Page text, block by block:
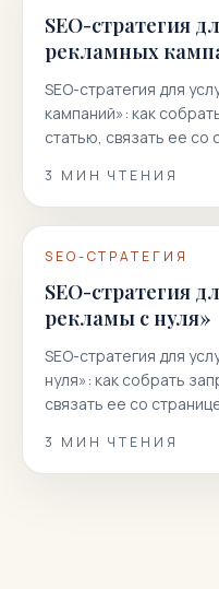
SEO-стратегия
рекламных
SEO-стратегия для
кампаний»: как
статью, связать ее со
3 МИН ЧТЕНИЯ
SEO-СТРАТЕГИЯ
SEO-стратегия
рекламы с нуля»
SEO-стратегия для
нуля»: как собрать
связать ее со
3 МИН ЧТЕНИЯ